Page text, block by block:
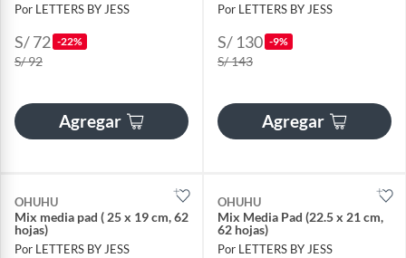
Por LETTERS BY JESS
S/ 72 -22%
S/ 92
Agregar
Por LETTERS BY JESS
S/ 130 -9%
S/ 143
Agregar
OHUHU
Mix media pad ( 25 x 19 cm, 62
hojas)
Por LETTERS BY JESS
OHUHU
Mix Media Pad (22.5 x 21 cm,
62 hojas)
Por LETTERS BY JESS